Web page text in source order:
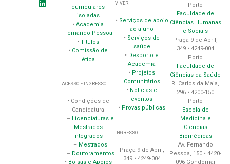
curriculares
isoladas
•Academia
Fernando Pessoa
•Títulos
• Comissão de
ética
ACESSO E INGRESSO
• Condições de
Candidatura
– Licenciaturas e
Mestrados
Integrados
– Mestrados
– Doutoramentos
• Bolsas e Apoios
VIVER
• Serviços de apoio
ao aluno
• Serviços de
saúde
• Desporto e
Academia
• Projetos
Comunitários
• Notícias e
eventos
• Provas públicas
INGRESSO
Praça 9 de Abril,
349 • 4249-004
Porto
Faculdade de
Ciências Humanas
e Sociais
Praça 9 de Abril,
349 • 4249-004
Porto
Faculdade de
Ciências da Saúde
R. Carlos da Maia,
296 • 4200-150
Porto
Escola de
Medicina e
Ciências
Biomédicas
Av. Fernando
Pessoa, 150 • 4420-
096 Gondomar